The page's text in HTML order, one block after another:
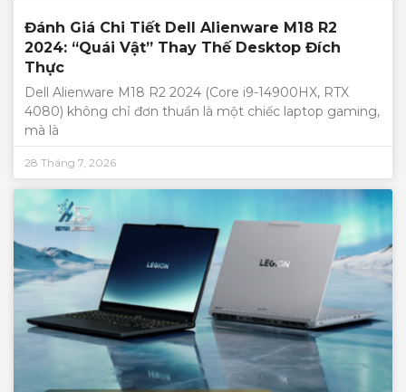
Đánh Giá Chi Tiết Dell Alienware M18 R2
2024: “Quái Vật” Thay Thế Desktop Đích
Thực
Dell Alienware M18 R2 2024 (Core i9-14900HX, RTX
4080) không chỉ đơn thuần là một chiếc laptop gaming,
mà là
28 Tháng 7, 2026